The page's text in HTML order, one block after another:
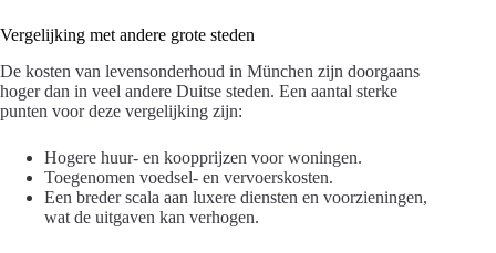
Vergelijking met andere grote steden
De kosten van levensonderhoud in München zijn doorgaans
hoger dan in veel andere Duitse steden. Een aantal sterke
punten voor deze vergelijking zijn:
Hogere huur- en koopprijzen voor woningen.
Toegenomen voedsel- en vervoerskosten.
Een breder scala aan luxere diensten en voorzieningen,
wat de uitgaven kan verhogen.